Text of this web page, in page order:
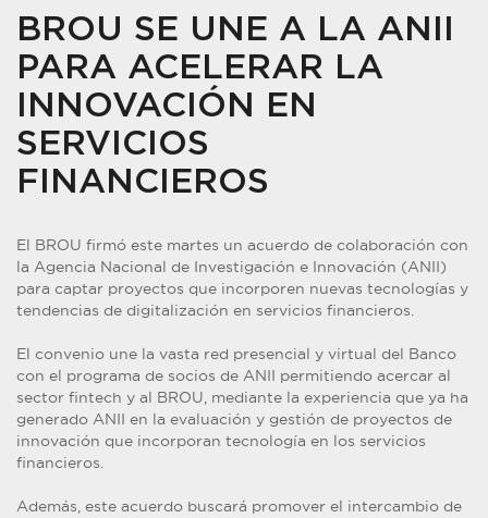
BROU SE UNE A LA ANII
PARA ACELERAR LA
INNOVACIÓN EN
SERVICIOS
FINANCIEROS
El BROU firmó este martes un acuerdo de colaboración con
la Agencia Nacional de Investigación e Innovación (ANII)
para captar proyectos que incorporen nuevas tecnologías y
tendencias de digitalización en servicios financieros.
El convenio une la vasta red presencial y virtual del Banco
con el programa de socios de ANII permitiendo acercar al
sector fintech y al BROU, mediante la experiencia que ya ha
generado ANII en la evaluación y gestión de proyectos de
innovación que incorporan tecnología en los servicios
financieros.
Además, este acuerdo buscará promover el intercambio de